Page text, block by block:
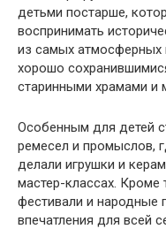
детьми постарше,
воспринимать
из самых атмосферных
хорошо
старинными храмами и
Особенным для детей
ремесел и промыслов,
делали игрушки и
мастер-классах. Кроме
фестивали и народные
впечатления для всей